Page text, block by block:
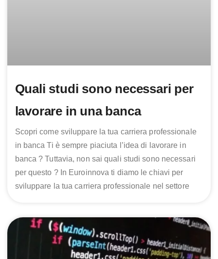
Quali studi sono necessari per
lavorare in una banca
Scopri come sviluppare la tua carriera professionale
in banca Ti è sempre piaciuta l’idea di lavorare in
banca ? Tuttavia, non sai quali studi sono necessari
per questo ? In Euroinnova ti diamo le chiavi per
sviluppare la tua carriera professionale nel settore